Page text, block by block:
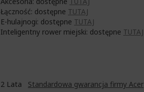
Łączność: dostępne TUTAJ
E-hulajnogi: dostępne TUTAJ
Inteligentny rower miejski: dostępne TUTAJ
2 Lata Standardowa gwarancja firmy Acer